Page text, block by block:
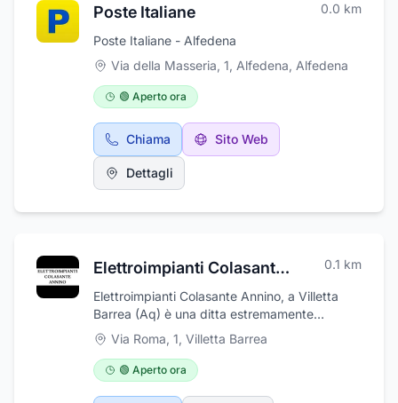
Poste Italiane 0.0 km
Poste Italiane - Alfedena
Via della Masseria, 1, Alfedena, Alfedena
🟢 Aperto ora
Chiama Sito Web
Dettagli
Elettroimpianti Colasante Annino 0.1 km
Elettroimpianti Colasante Annino, a Villetta
Barrea (Aq) è una ditta estremamente
flessibile e dinamica che mette a disposizione
della sua clientela un team di tecnici
altamente specializzati per eseguire lavori
elettrici. Siamo specializzati nell’installazione
Via Roma, 1, Villetta Barrea
🟢 Aperto ora